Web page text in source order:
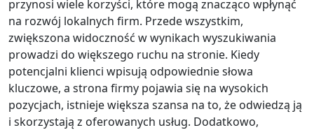
przynosi wiele korzyści, które mogą znacząco wpłynąć
na rozwój lokalnych firm. Przede wszystkim,
zwiększona widoczność w wynikach wyszukiwania
prowadzi do większego ruchu na stronie. Kiedy
potencjalni klienci wpisują odpowiednie słowa
kluczowe, a strona firmy pojawia się na wysokich
pozycjach, istnieje większa szansa na to, że odwiedzą ją
i skorzystają z oferowanych usług. Dodatkowo,